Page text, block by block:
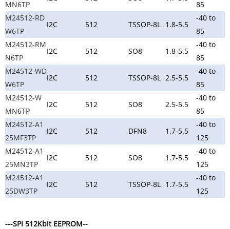
MN6TP
85
M24512-RD
W6TP
I2C 512 TSSOP-8L 1.8-5.5
-40 to
85
M24512-RM
N6TP
I2C 512 SO8 1.8-5.5
-40 to
85
M24512-WD
W6TP
I2C 512 TSSOP-8L 2.5-5.5
-40 to
85
M24512-W
MN6TP
I2C 512 SO8 2.5-5.5
-40 to
85
M24512-A1
25MF3TP
I2C 512 DFN8 1.7-5.5
-40 to
125
M24512-A1
25MN3TP
I2C 512 SO8 1.7-5.5
-40 to
125
M24512-A1
25DW3TP
I2C 512 TSSOP-8L 1.7-5.5
-40 to
125
---SPI 512Kbit EEPROM--